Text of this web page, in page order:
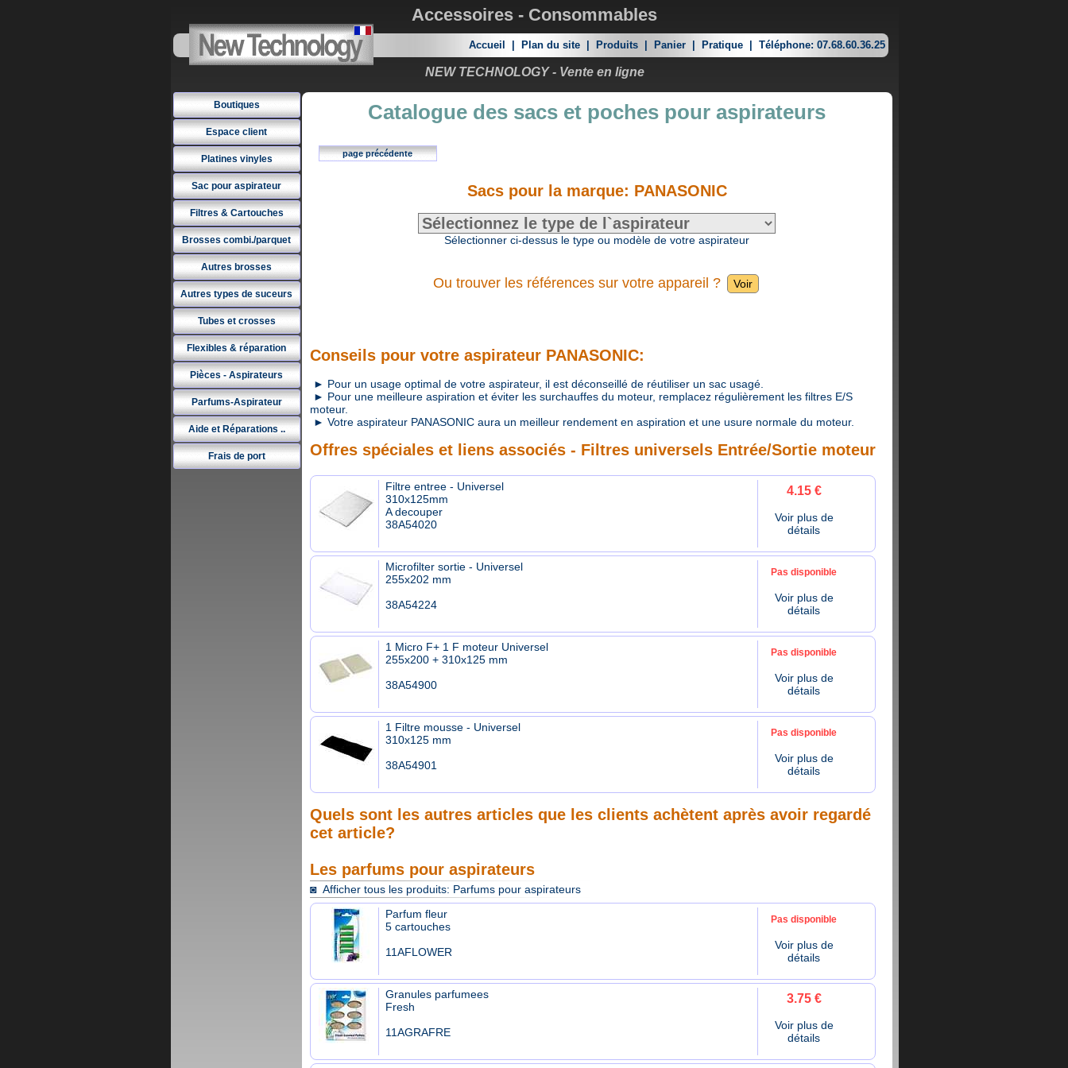
Accessoires - Consommables
Accueil Plan du site Produits Panier Pratique Téléphone: 07.68.60.36.25
NEW TECHNOLOGY - Vente en ligne
Boutiques
Espace client
Platines vinyles
Sac pour aspirateur
Filtres & Cartouches
Brosses combi./parquet
Autres brosses
Autres types de suceurs
Tubes et crosses
Flexibles & réparation
Pièces - Aspirateurs
Parfums-Aspirateur
Aide et Réparations ..
Frais de port
Catalogue des sacs et poches pour aspirateurs
page précédente
Sacs pour la marque: PANASONIC
Sélectionner ci-dessus le type ou modèle de votre aspirateur
Ou trouver les références sur votre appareil ?
Conseils pour votre aspirateur PANASONIC:
► Pour un usage optimal de votre aspirateur, il est déconseillé de réutiliser un sac usagé.
► Pour une meilleure aspiration et éviter les surchauffes du moteur, remplacez régulièrement les filtres E/S
moteur.
► Votre aspirateur PANASONIC aura un meilleur rendement en aspiration et une usure normale du moteur.
Offres spéciales et liens associés - Filtres universels Entrée/Sortie moteur
Filtre entree - Universel
310x125mm
A decouper
38A54020
4.15 €
Voir plus de
détails
Microfilter sortie - Universel
255x202 mm
38A54224
Pas disponible
Voir plus de
détails
1 Micro F+ 1 F moteur Universel
255x200 + 310x125 mm
38A54900
Pas disponible
Voir plus de
détails
1 Filtre mousse - Universel
310x125 mm
38A54901
Pas disponible
Voir plus de
détails
Quels sont les autres articles que les clients achètent après avoir regardé
cet article?
Les parfums pour aspirateurs
◙ Afficher tous les produits: Parfums pour aspirateurs
Parfum fleur
5 cartouches
11AFLOWER
Pas disponible
Voir plus de
détails
Granules parfumees
Fresh
11AGRAFRE
3.75 €
Voir plus de
détails